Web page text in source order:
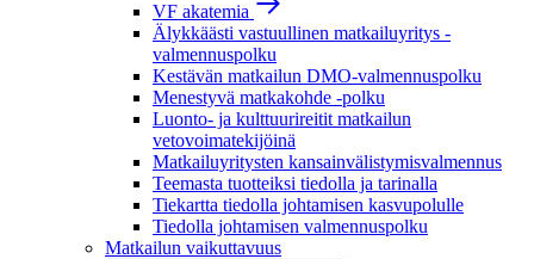
VF akatemia
Älykkäästi vastuullinen matkailuyritys -
valmennuspolku
Kestävän matkailun DMO-valmennuspolku
Menestyvä matkakohde -polku
Luonto- ja kulttuurireitit matkailun
vetovoimatekijöinä
Matkailuyritysten kansainvälistymisvalmennus
Teemasta tuotteiksi tiedolla ja tarinalla
Tiekartta tiedolla johtamisen kasvupolulle
Tiedolla johtamisen valmennuspolku
Matkailun vaikuttavuus